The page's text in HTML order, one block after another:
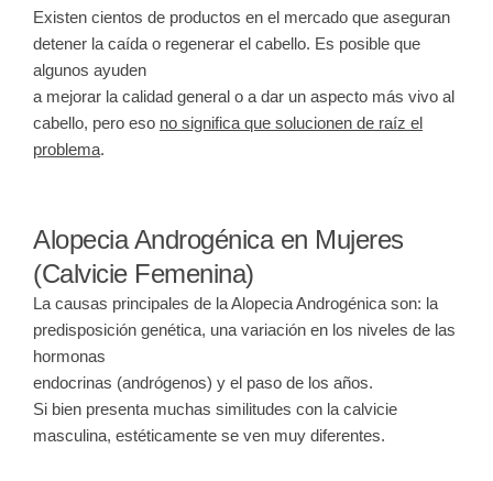
Existen cientos de productos en el mercado que aseguran
detener la caída o regenerar el cabello. Es posible que
algunos ayuden
a mejorar la calidad general o a dar un aspecto más vivo al
cabello, pero eso no significa que solucionen de raíz el
problema.
Alopecia Androgénica en Mujeres
(Calvicie Femenina)
La causas principales de laAlopecia Androgénica son: la
predisposición genética, una variación en los niveles de las
hormonas
endocrinas (andrógenos) y el paso de los años.
Si bien presenta muchas similitudes con la calvicie
masculina, estéticamente se ven muy diferentes.